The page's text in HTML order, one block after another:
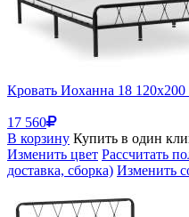
Кровать Иоханна 18
17 560
В корзину Купить в один
Изменить цвет Рассчитать
доставка, сборка) Изменить